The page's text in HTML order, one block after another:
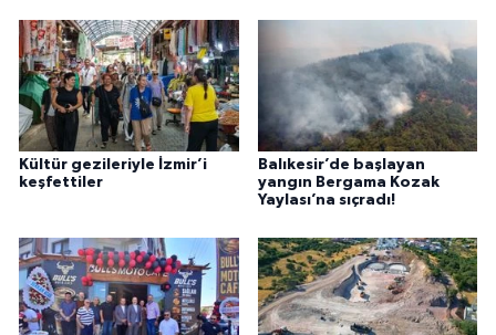
Kültür gezileriyle İzmir’i
keşfettiler
Balıkesir’de başlayan
yangın Bergama Kozak
Yaylası’na sıçradı!